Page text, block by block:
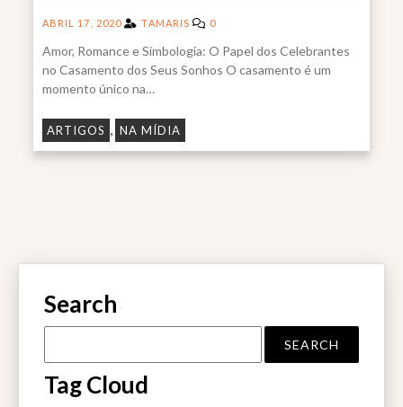
ABRIL 17, 2020 TAMARIS 0
Amor, Romance e Simbologia: O Papel dos Celebrantes
no Casamento dos Seus Sonhos O casamento é um
momento único na…
ARTIGOS , NA MÍDIA
Search
Tag Cloud